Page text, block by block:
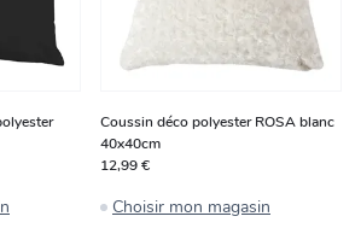
Coussin déco polyester ROSA blanc
40x40cm
12,99 €
Choisir mon magasin